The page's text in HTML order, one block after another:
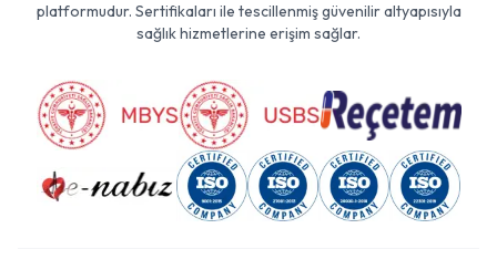
platformudur. Sertifikaları ile tescillenmiş güvenilir altyapısıyla
sağlık hizmetlerine erişim sağlar.